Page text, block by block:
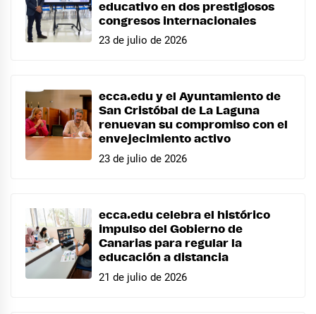
educativo en dos prestigiosos
congresos internacionales
23 de julio de 2026
ecca.edu y el Ayuntamiento de
San Cristóbal de La Laguna
renuevan su compromiso con el
envejecimiento activo
23 de julio de 2026
ecca.edu celebra el histórico
impulso del Gobierno de
Canarias para regular la
educación a distancia
21 de julio de 2026